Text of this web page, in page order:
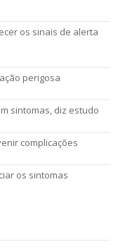
os sinais de alerta
perigosa
sintomas, diz estudo
complicações
os sintomas